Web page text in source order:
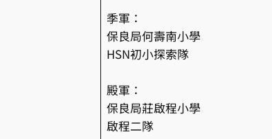
季軍：
保良局何壽南小學
HSN初小探索隊
殿軍：
保良局莊啟程小學
啟程二隊